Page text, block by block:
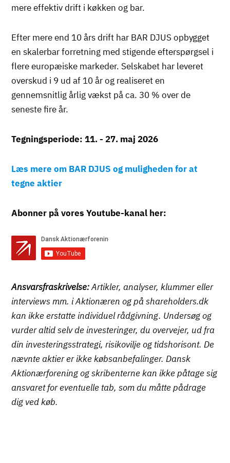
mere effektiv drift i køkken og bar.
Efter mere end 10 års drift har BAR DJUS opbygget
en skalerbar forretning med stigende efterspørgsel i
flere europæiske markeder. Selskabet har leveret
overskud i 9 ud af 10 år og realiseret en
gennemsnitlig årlig vækst på ca. 30 % over de
seneste fire år.
Tegningsperiode: 11. - 27. maj 2026
Læs mere om BAR DJUS og muligheden for at
tegne aktier
Abonner på vores Youtube-kanal her:
Ansvarsfraskrivelse:Artikler, analyser, klummer eller
interviews mm. i Aktionæren og på shareholders.dk
kan ikke erstatte individuel rådgivning. Undersøg og
vurder altid selv de investeringer, du overvejer, ud fra
din investeringsstrategi, risikovilje og tidshorisont. De
nævnte aktier er ikke købsanbefalinger. Dansk
Aktionærforening og skribenterne kan ikke påtage sig
ansvaret for eventuelle tab, som du måtte pådrage
dig ved køb.